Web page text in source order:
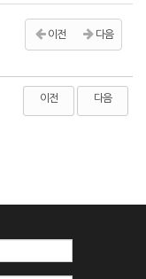
이전 다음
이전 다음